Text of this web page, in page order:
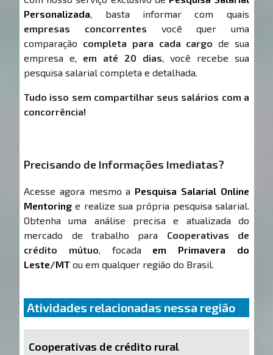
Personalizada, basta informar com quais
empresas concorrentes você quer uma
comparação completa para cada cargo de sua
empresa e, em até 20 dias, você recebe sua
pesquisa salarial completa e detalhada.
Tudo isso sem compartilhar seus salários com a
concorrência!
Precisando de Informações Imediatas?
Acesse agora mesmo a Pesquisa Salarial Online
Mentoring e realize sua própria pesquisa salarial.
Obtenha uma análise precisa e atualizada do
mercado de trabalho para Cooperativas de
crédito mútuo, focada em Primavera do
Leste/MT ou em qualquer região do Brasil.
Atividades relacionadas nessa região
Cooperativas de crédito rural